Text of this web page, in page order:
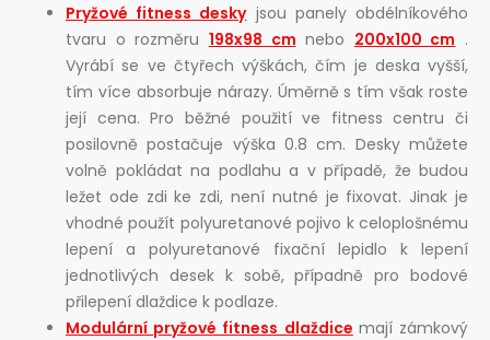
Pryžové fitness deskyjsou panely obdélníkového
tvaru o rozměru 198x98 cm nebo 200x100 cm .
Vyrábí se ve čtyřech výškách, čím je deska vyšší,
tím více absorbuje nárazy. Úměrně s tím však roste
její cena. Pro běžné použití ve fitness centru či
posilovně postačuje výška 0.8 cm. Desky můžete
volně pokládat na podlahu a v případě, že budou
ležet ode zdi ke zdi, není nutné je fixovat. Jinak je
vhodné použít polyuretanové pojivo k celoplošnému
lepení a polyuretanové fixační lepidlo k lepení
jednotlivých desek k sobě, případně pro bodové
přilepení dlaždice k podlaze.
Modulární pryžové fitness dlaždice mají zámkový